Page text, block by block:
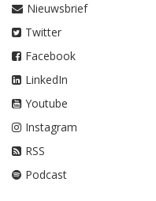
Nieuwsbrief
Twitter
Facebook
LinkedIn
Youtube
Instagram
RSS
Podcast